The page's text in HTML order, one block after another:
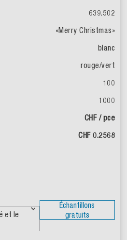
639.502
«Merry Christmas»
blanc
rouge/vert
100
1000
CHF / pce
CHF 0.2568
Échantillons
gratuits